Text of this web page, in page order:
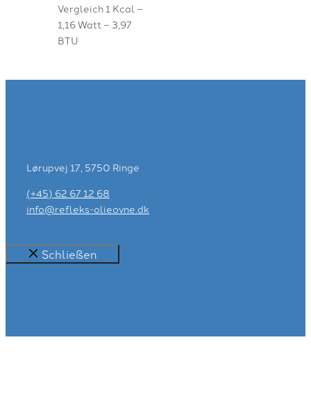
Vergleich 1 Kcal –
1,16 Watt – 3,97
BTU
Lørupvej 17, 5750 Ringe
(+45) 62 67 12 68
info@refleks-olieovne.dk
Schließen